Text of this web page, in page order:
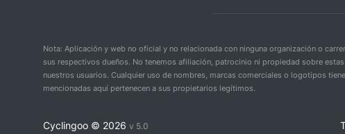
Nota: Aplicación y web no oficial y no relacionada con ninguna organización o
sus respectivos dueños. No tenemos afiliación, patrocinio ni propiedad sobre
nuestros usuarios. Cualquier uso de nombres, marcas comerciales o logotipos
mencionadas aquí pertenecen a sus propietarios legítimos.
Cyclingoo © 2026 v 5.0